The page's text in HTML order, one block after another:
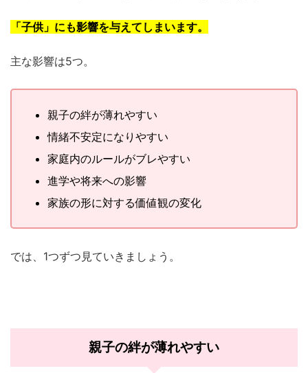
「子供」にも影響を与えてしまいます。
主な影響は5つ。
親子の絆が薄れやすい
情緒不安定になりやすい
家庭内のルールがブレやすい
進学や将来への影響
家族の形に対する価値観の変化
では、1つずつ見ていきましょう。
親子の絆が薄れやすい